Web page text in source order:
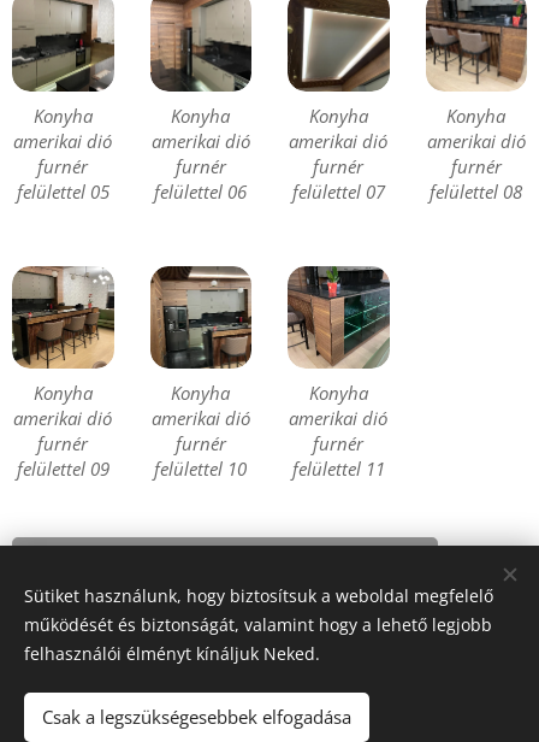
Konyha
amerikai dió
furnér
felülettel 05
Konyha
amerikai dió
furnér
felülettel 06
Konyha
amerikai dió
furnér
felülettel 07
Konyha
amerikai dió
furnér
felülettel 08
Konyha
amerikai dió
furnér
felülettel 09
Konyha
amerikai dió
furnér
felülettel 10
Konyha
amerikai dió
furnér
felülettel 11
© 2024 Minden jog fenntartva
Sütiket használunk, hogy biztosítsuk a weboldal megfelelő
működését és biztonságát, valamint hogy a lehető legjobb
felhasználói élményt kínáljuk Neked.
Csak a legszükségesebbek elfogadása